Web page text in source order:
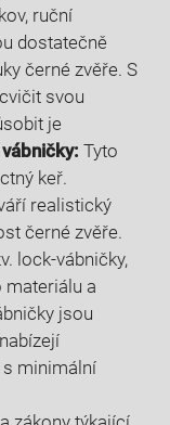
ruční
dostatečně
černé zvěře. S
svou
je
Tyto
keř.
realistický
černé zvěře.
lock-vábničky,
materiálu a
jsou
s minimální